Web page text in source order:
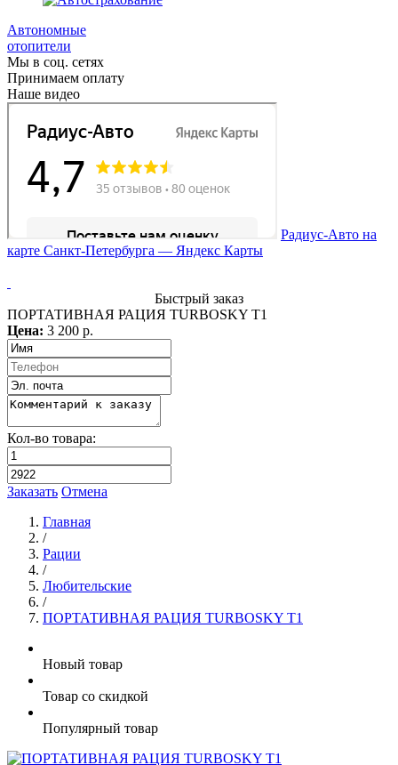
Автономные
отопители
Мы в соц. сетях
Принимаем оплату
Наше видео
Радиус-Авто на
карте Санкт‑Петербурга — Яндекс Карты
Быстрый заказ
ПОРТАТИВНАЯ РАЦИЯ TURBOSKY T1
Цена: 3 200 р.
Кол-во товара:
Заказать Отмена
Главная
/
Рации
/
Любительские
/
ПОРТАТИВНАЯ РАЦИЯ TURBOSKY T1
Новый товар
Товар со скидкой
Популярный товар